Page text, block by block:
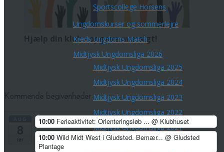
Sportscollege Horsens
Ungdomskurser og sommerlejre
Kreds Ungdoms Match
Midtjysk Ungdomsliga 2026
Midtjysk Ungdomsliga 2025
Midtjysk Ungdomsliga 2024
Midtjysk Ungdomsliga 2023
Midtjysk Ungdomsliga 2022
Midtjysk Ungdomsliga 2021
Midtjysk Ungdoms Liga 2020
Hjælp din klub - opgave oversigt!
10:00 Ferieaktivitet: Orienteringsløb ... @ Klubhuset
10:00 Wild Midt West i Gludsted. Bemær... @ Gludsted
Plantage